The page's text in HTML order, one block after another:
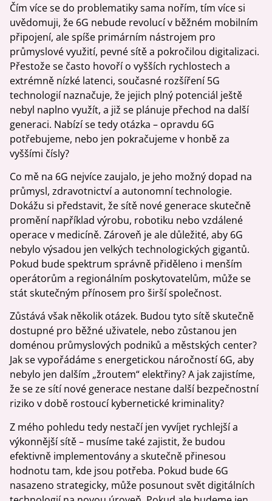
Čím více se do problematiky sama nořím, tím více si
uvědomuji, že 6G nebude revolucí v běžném mobilním
připojení, ale spíše primárním nástrojem pro
průmyslové využití, pevné sítě a pokročilou digitalizaci.
Přestože se často hovoří o vyšších rychlostech a
extrémně nízké latenci, současné rozšíření 5G
technologií naznačuje, že jejich plný potenciál ještě
nebyl naplno využít, a již se plánuje přechod na další
generaci. Nabízí se tedy otázka – opravdu 6G
potřebujeme, nebo jen pokračujeme v honbě za
vyššími čísly?
Co mě na 6G nejvíce zaujalo, je jeho možný dopad na
průmysl, zdravotnictví a autonomní technologie.
Dokážu si představit, že sítě nové generace skutečně
promění například výrobu, robotiku nebo vzdálené
operace v medicíně. Zároveň je ale důležité, aby 6G
nebylo výsadou jen velkých technologických gigantů.
Pokud bude spektrum správně přiděleno i menším
operátorům a regionálním poskytovatelům, může se
stát skutečným přínosem pro širší společnost.
Zůstává však několik otázek. Budou tyto sítě skutečně
dostupné pro běžné uživatele, nebo zůstanou jen
doménou průmyslových podniků a městských center?
Jak se vypořádáme s energetickou náročností 6G, aby
nebylo jen dalším „žroutem“ elektřiny? A jak zajistíme,
že se ze sítí nové generace nestane další bezpečnostní
riziko v době rostoucí kybernetické kriminality?
Z mého pohledu tedy nestačí jen vyvíjet rychlejší a
výkonnější sítě – musíme také zajistit, že budou
efektivně implementovány a skutečně přinesou
hodnotu tam, kde jsou potřeba. Pokud bude 6G
nasazeno strategicky, může posunout svět digitálních